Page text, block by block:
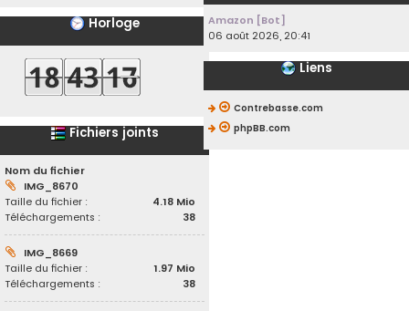
Horloge
Fichiers joints
Nom du fichier
IMG_8670
Taille du fichier :
4.18 Mio
Téléchargements :
38
IMG_8669
Taille du fichier :
1.97 Mio
Téléchargements :
38
Amazon [Bot]
06 août 2026, 20:41
Liens
Contrebasse.com
phpBB.com